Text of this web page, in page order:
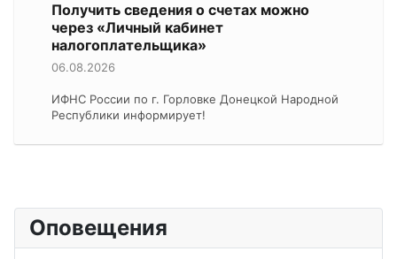
Получить сведения о счетах можно
через «Личный кабинет
налогоплательщика»
06.08.2026
ИФНС России по г. Горловке Донецкой Народной
Республики информирует!
Оповещения